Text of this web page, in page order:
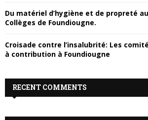
M
E
U
Du matériel d’hygiène et de propreté
Collèges de Foundiougne.
Croisade contre l’insalubrité: Les
à contribution à Foundiougne
RECENT COMMENTS